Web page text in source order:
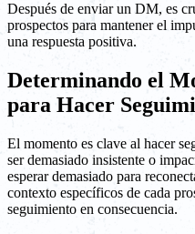
Después de enviar un DM, es
prospectos para mantener el
una respuesta positiva.
Determinando el
para Hacer
El momento es clave al hacer
ser demasiado insistente o
esperar demasiado para
contexto específicos de cada
seguimiento en consecuencia.